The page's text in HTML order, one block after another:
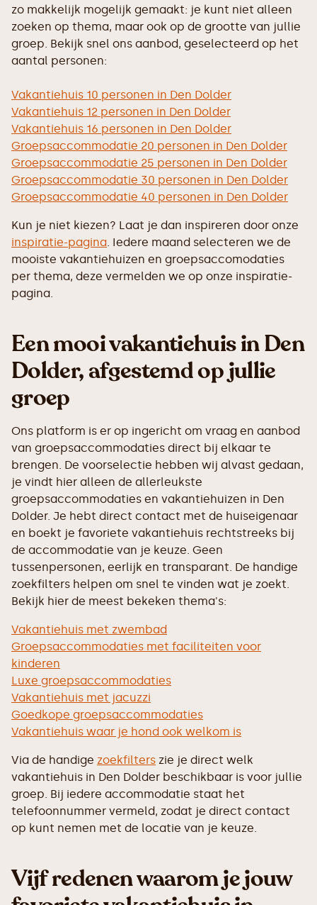
zo makkelijk mogelijk gemaakt: je kunt niet alleen
zoeken op thema, maar ook op de grootte van jullie
groep. Bekijk snel ons aanbod, geselecteerd op het
aantal personen:
Vakantiehuis 10 personen in Den Dolder
Vakantiehuis 12 personen in Den Dolder
Vakantiehuis 16 personen in Den Dolder
Groepsaccommodatie 20 personen in Den Dolder
Groepsaccommodatie 25 personen in Den Dolder
Groepsaccommodatie 30 personen in Den Dolder
Groepsaccommodatie 40 personen in Den Dolder
Kun je niet kiezen? Laat je dan inspireren door onze
inspiratie-pagina. Iedere maand selecteren we de
mooiste vakantiehuizen en groepsaccomodaties
per thema, deze vermelden we op onze inspiratie-
pagina.
Een mooi vakantiehuis in Den
Dolder, afgestemd op jullie
groep
Ons platform is er op ingericht om vraag en aanbod
van groepsaccommodaties direct bij elkaar te
brengen. De voorselectie hebben wij alvast gedaan,
je vindt hier alleen de allerleukste
groepsaccommodaties en vakantiehuizen in Den
Dolder. Je hebt direct contact met de huiseigenaar
en boekt je favoriete vakantiehuis rechtstreeks bij
de accommodatie van je keuze. Geen
tussenpersonen, eerlijk en transparant. De handige
zoekfilters helpen om snel te vinden wat je zoekt.
Bekijk hier de meest bekeken thema's:
Vakantiehuis met zwembad
Groepsaccommodaties met faciliteiten voor
kinderen
Luxe groepsaccommodaties
Vakantiehuis met jacuzzi
Goedkope groepsaccommodaties
Vakantiehuis waar je hond ook welkom is
Via de handige zoekfilters zie je direct welk
vakantiehuis in Den Dolder beschikbaar is voor jullie
groep. Bij iedere accommodatie staat het
telefoonnummer vermeld, zodat je direct contact
op kunt nemen met de locatie van je keuze.
Vijf redenen waarom je jouw